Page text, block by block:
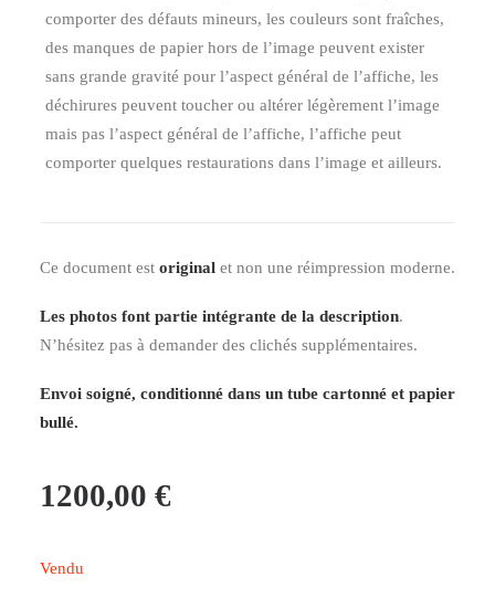
comporter des défauts mineurs, les couleurs sont fraîches,
des manques de papier hors de l’image peuvent exister
sans grande gravité pour l’aspect général de l’affiche, les
déchirures peuvent toucher ou altérer légèrement l’image
mais pas l’aspect général de l’affiche, l’affiche peut
comporter quelques restaurations dans l’image et ailleurs.
Ce document est original et non une réimpression moderne.
Les photos font partie intégrante de la description.
N’hésitez pas à demander des clichés supplémentaires.
Envoi soigné, conditionné dans un tube cartonné et papier
bullé.
1200,00 €
Vendu